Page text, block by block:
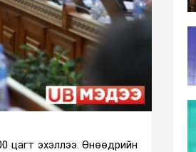
цагт эхэллээ. Өнөөдрийн